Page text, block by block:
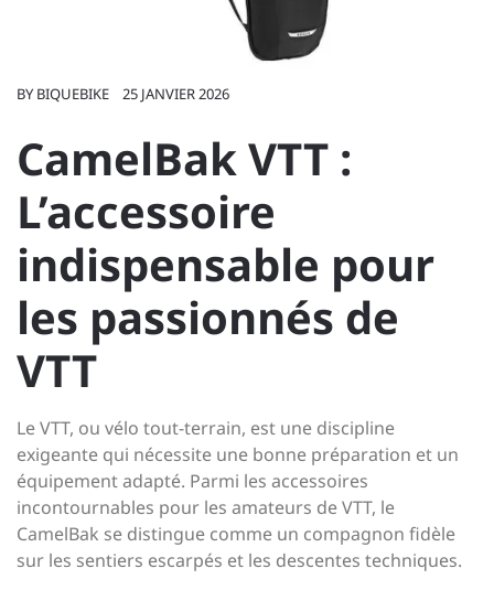
BY BIQUEBIKE 25 JANVIER 2026
CamelBak VTT :
L’accessoire
indispensable pour
les passionnés de
VTT
Le VTT, ou vélo tout-terrain, est une discipline
exigeante qui nécessite une bonne préparation et un
équipement adapté. Parmi les accessoires
incontournables pour les amateurs de VTT, le
CamelBak se distingue comme un compagnon fidèle
sur les sentiers escarpés et les descentes techniques.